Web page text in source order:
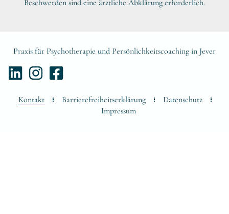
Beschwerden sind eine ärztliche Abklärung erforderlich.
Praxis für Psychotherapie und Persönlichkeitscoaching in Jever
Kontakt Barrierefreiheitserklärung
Datenschutz
Impressum